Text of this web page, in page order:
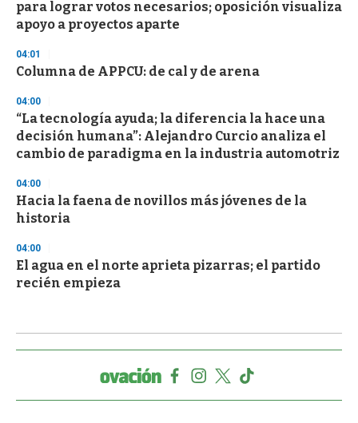
para lograr votos necesarios; oposición visualiza
apoyo a proyectos aparte
04:01
Columna de APPCU: de cal y de arena
04:00
“La tecnología ayuda; la diferencia la hace una
decisión humana”: Alejandro Curcio analiza el
cambio de paradigma en la industria automotriz
04:00
Hacia la faena de novillos más jóvenes de la
historia
04:00
El agua en el norte aprieta pizarras; el partido
recién empieza